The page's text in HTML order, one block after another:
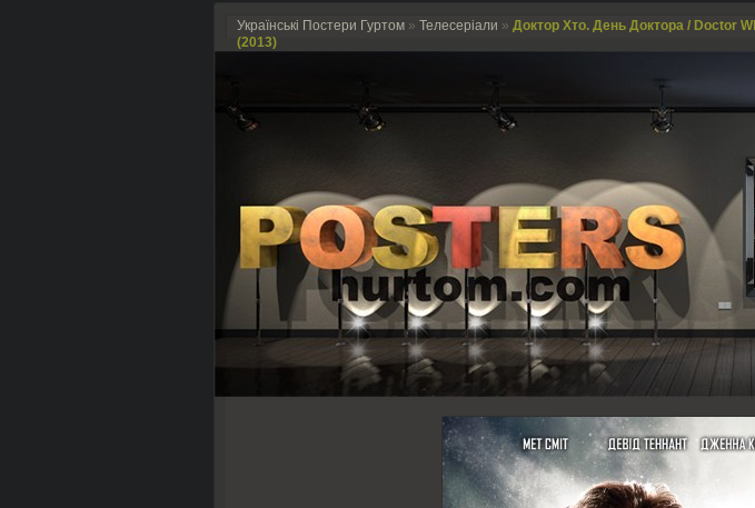
Українські Постери Гуртом » Телесеріали » Доктор Хто. День Доктора / Doctor
(2013)